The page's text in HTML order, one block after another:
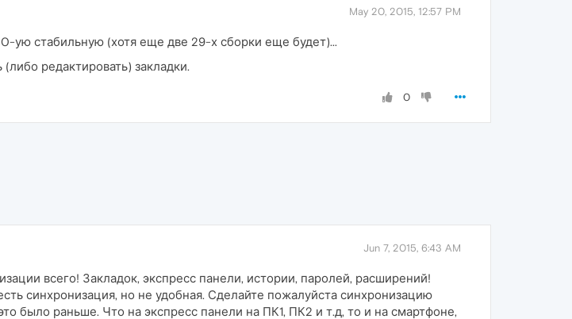
May 20, 2015, 12:57 PM
ую стабильную (хотя еще две 29-х сборки еще будет)...
редактировать) закладки.
0
Jun 7, 2015, 6:43 AM
всего! Закладок, экспресс панели, истории, паролей, расширений!
синхронизация, но не удобная. Сделайте пожалуйста синхронизацию
было раньше. Что на экспресс панели на ПК1, ПК2 и т.д, то и на смартфоне,